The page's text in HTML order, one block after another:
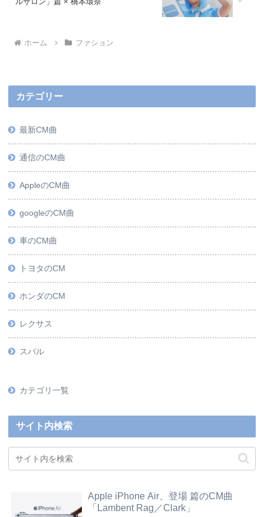
ホーム ファション
カテゴリー
最新CM曲
通信のCM曲
AppleのCM曲
googleのCM曲
車のCM曲
トヨタのCM
ホンダのCM
レクサス
スバル
カテゴリ一覧
サイト内検索
Apple iPhone Air、登場 篇のCM曲
「Lambent Rag／Clark」